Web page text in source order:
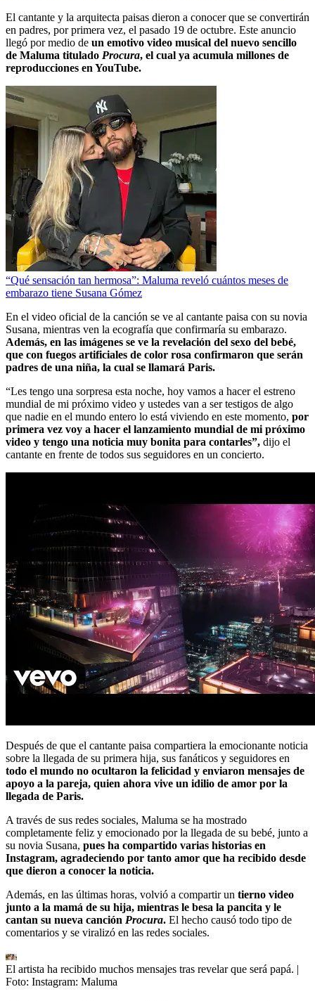
El cantante y la arquitecta paisas dieron a conocer que se convertirán
en padres, por primera vez, el pasado 19 de octubre. Este anuncio
llegó por medio de un emotivo video musical del nuevo sencillo
de Maluma titulado Procura, el cual ya acumula millones de
reproducciones en YouTube.
“Qué sensación tan hermosa”: Maluma reveló cuántos meses de
embarazo tiene Susana Gómez
En el video oficial de la canción se ve al cantante paisa con su novia
Susana, mientras ven la ecografía que confirmaría su embarazo.
Además, en las imágenes se ve la revelación del sexo del bebé,
que con fuegos artificiales de color rosa confirmaron que serán
padres de una niña, la cual se llamará Paris.
“Les tengo una sorpresa esta noche, hoy vamos a hacer el estreno
mundial de mi próximo video y ustedes van a ser testigos de algo
que nadie en el mundo entero lo está viviendo en este momento, por
primera vez voy a hacer el lanzamiento mundial de mi próximo
video y tengo una noticia muy bonita para contarles”, dijo el
cantante en frente de todos sus seguidores en un concierto.
Después de que el cantante paisa compartiera la emocionante noticia
sobre la llegada de su primera hija, sus fanáticos y seguidores en
todo el mundo no ocultaron la felicidad y enviaron mensajes de
apoyo a la pareja, quien ahora vive un idilio de amor por la
llegada de Paris.
A través de sus redes sociales, Maluma se ha mostrado
completamente feliz y emocionado por la llegada de su bebé, junto a
su novia Susana, pues ha compartido varias historias en
Instagram, agradeciendo por tanto amor que ha recibido desde
que dieron a conocer la noticia.
Además, en las últimas horas, volvió a compartir un tierno video
junto a la mamá de su hija, mientras le besa la pancita y le
cantan su nueva canción Procura. El hecho causó todo tipo de
comentarios y se viralizó en las redes sociales.
El artista ha recibido muchos mensajes tras revelar que será papá. |
Foto: Instagram: Maluma